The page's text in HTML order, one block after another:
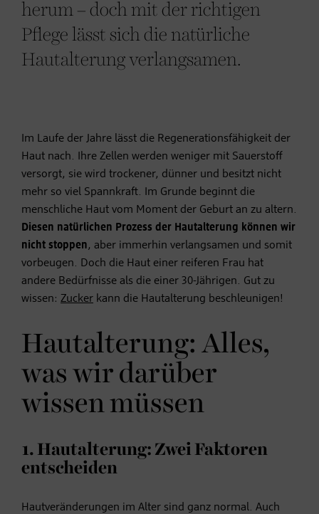
herum – doch mit der richtigen
Pflege lässt sich die natürliche
Hautalterung verlangsamen.
Im Laufe der Jahre lässt die Regenerationsfähigkeit der
Haut nach. Ihre Zellen werden weniger mit Sauerstoff
versorgt, sie wird trockener, dünner und besitzt nicht
mehr so viel Spannkraft. Im Grunde beginnt die
menschliche Haut vom Moment der Geburt an zu altern.
Diesen natürlichen Prozess der Hautalterung können wir
nicht stoppen, aber immerhin verlangsamen und somit
vorbeugen. Doch die Haut einer reiferen Frau hat
andere Bedürfnisse als die einer 30-Jährigen. Gut zu
wissen: Zucker kann die Hautalterung beschleunigen!
Hautalterung: Alles,
was wir darüber
wissen müssen
1. Hautalterung: Zwei Faktoren
entscheiden
Hautveränderungen im Alter sind ganz normal. Auch